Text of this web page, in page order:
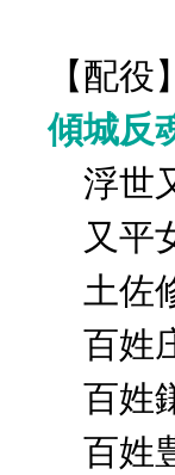
【配役】
傾城反
浮世
又平
土佐
百姓
百姓
百姓